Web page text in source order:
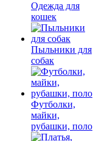
Одежда для
кошек
Пыльники для
собак
Футболки,
майки,
рубашки, поло